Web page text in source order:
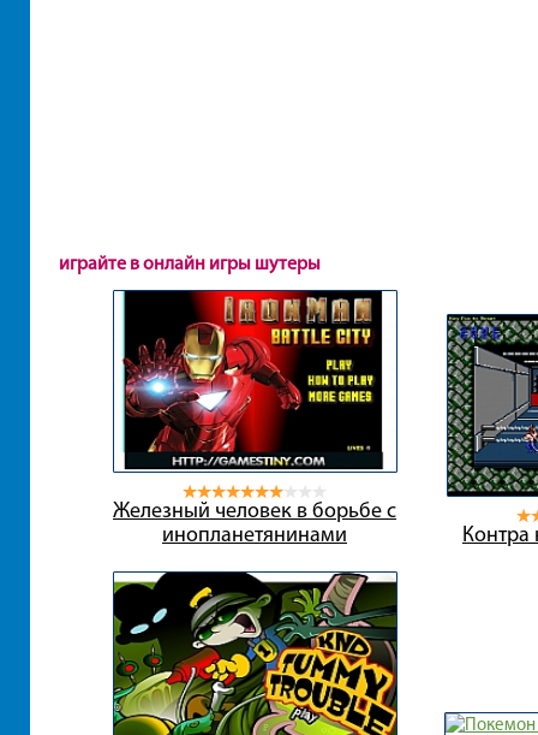
играйте в онлайн игры шутеры
Железный человек в борьбе с
инопланетянинами
Контра